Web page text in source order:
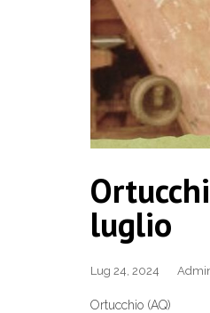
luglio
Lug 24, 2024
Ortucchio (AQ)